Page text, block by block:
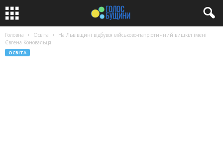
Головна Освіта
На Львівщині відбувся військово-патріотичний вишкіл імені
Євгена Коновальця
ОСВІТА